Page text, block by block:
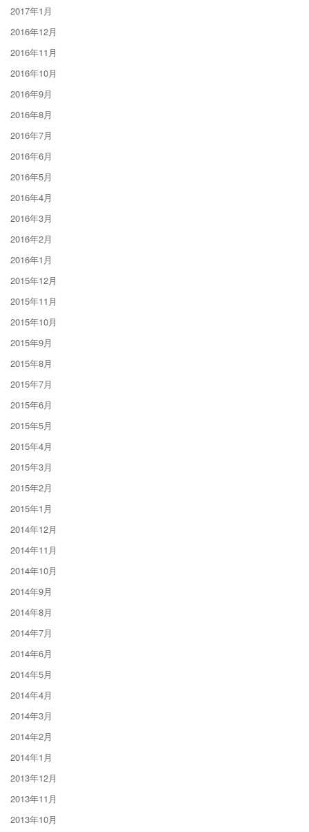
2017年1月
2016年12月
2016年11月
2016年10月
2016年9月
2016年8月
2016年7月
2016年6月
2016年5月
2016年4月
2016年3月
2016年2月
2016年1月
2015年12月
2015年11月
2015年10月
2015年9月
2015年8月
2015年7月
2015年6月
2015年5月
2015年4月
2015年3月
2015年2月
2015年1月
2014年12月
2014年11月
2014年10月
2014年9月
2014年8月
2014年7月
2014年6月
2014年5月
2014年4月
2014年3月
2014年2月
2014年1月
2013年12月
2013年11月
2013年10月